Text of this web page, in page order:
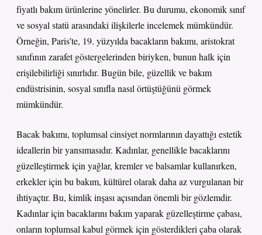
fiyatlı bakım ürünlerine yönelirler. Bu durumu, ekonomik sınıf
ve sosyal statü arasındaki ilişkilerle incelemek mümkündür.
Örneğin, Paris’te, 19. yüzyılda bacakların bakımı, aristokrat
sınıfının zarafet göstergelerinden biriyken, bunun halk için
erişilebilirliği sınırlıdır. Bugün bile, güzellik ve bakım
endüstrisinin, sosyal sınıfla nasıl örtüştüğünü görmek
mümkündür.
Bacak bakımı, toplumsal cinsiyet normlarının dayattığı estetik
ideallerin bir yansımasıdır. Kadınlar, genellikle bacaklarını
güzelleştirmek için yağlar, kremler ve balsamlar kullanırken,
erkekler için bu bakım, kültürel olarak daha az vurgulanan bir
ihtiyaçtır. Bu, kimlik inşası açısından önemli bir gözlemdir.
Kadınlar için bacaklarını bakım yaparak güzelleştirme çabası,
onların toplumsal kabul görmek için gösterdikleri çaba olarak